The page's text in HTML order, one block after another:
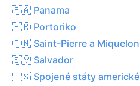
🇵🇦 Panama
🇵🇷 Portoriko
🇵🇲 Saint-Pierre a Miquelon
🇸🇻 Salvador
🇺🇸 Spojené státy americké